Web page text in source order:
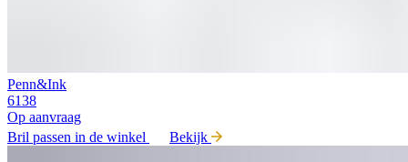
Penn&Ink
6138
Op aanvraag
Bril passen in de winkel
Bekijk